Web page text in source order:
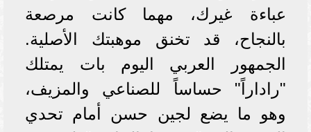
عباءة غيرك، مهما كانت مرصعة
بالنجاح، قد تخنق موهبتك الأصلية.
الجمهور العربي اليوم بات يمتلك
"راداراً" حساساً للصناعي والمزيف،
وهو ما يضع لجين حسن أمام تحدي